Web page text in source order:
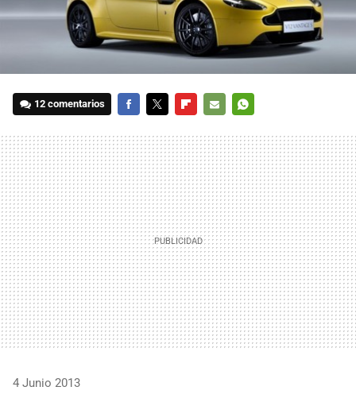
12 comentarios
MAIL
4 Junio 2013